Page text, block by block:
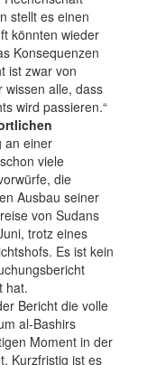
stellt es einen
könnten wieder
Konsequenzen
ist zwar von
wissen alle, dass
wird passieren.“
an einer
viele
die
Ausbau seiner
von Sudans
trotz eines
Es ist kein
hat.
Bericht die volle
al-Bashirs
Moment in der
Kurzfristig ist es